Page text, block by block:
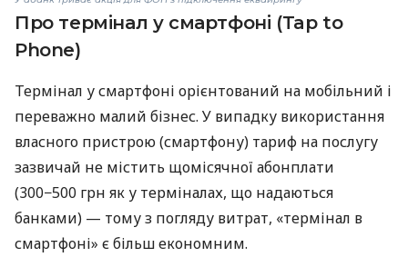
Про термінал у смартфоні (Tap to
Phone)
Термінал у смартфоні орієнтований на мобільний і
переважно малий бізнес. У випадку використання
власного пристрою (смартфону) тариф на послугу
зазвичай не містить щомісячної абонплати
(300−500 грн як у терміналах, що надаються
банками) — тому з погляду витрат, «термінал в
смартфоні» є більш економним.